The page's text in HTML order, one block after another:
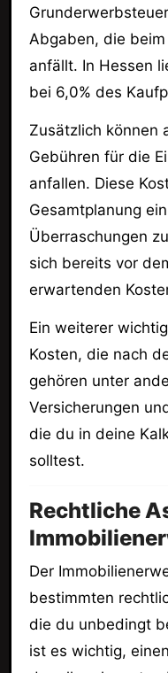
Abgaben, die
anfällt. In Hessen
bei 6,0% des
Zusätzlich können
Gebühren für die
anfallen. Diese
Gesamtplanung
Überraschungen
sich bereits vor
erwartenden
Ein weiterer
Kosten, die nach
gehören unter
Versicherungen
die du in deine
solltest.
Rechtliche
Der
bestimmten
die du unbedingt
ist es wichtig,